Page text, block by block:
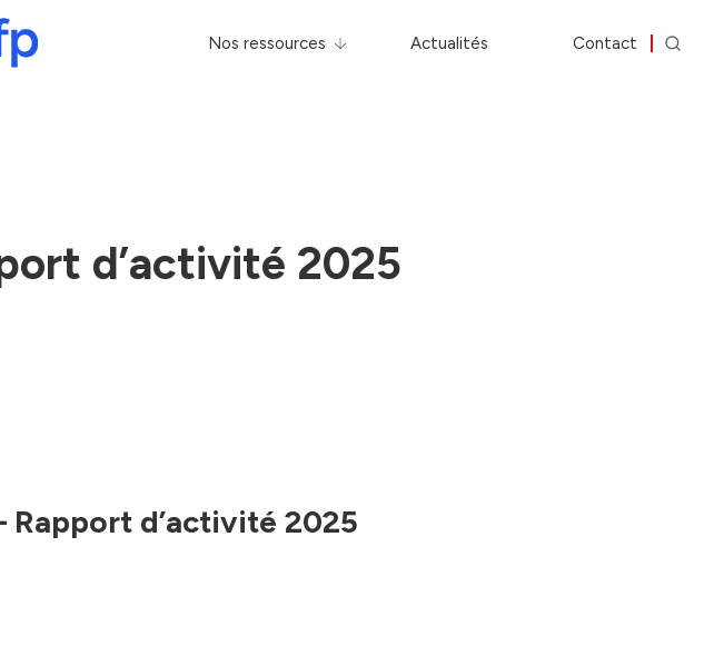
Nos ressources Actualités Contact
d’activité 2025
Rapport d’activité 2025